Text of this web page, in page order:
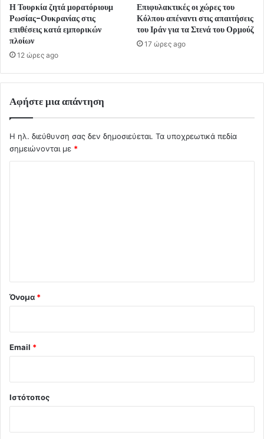
Η Τουρκία ζητά μορατόριουμ
Ρωσίας-Ουκρανίας στις
επιθέσεις κατά εμπορικών
πλοίων
12 ώρες ago
Επιφυλακτικές οι χώρες του
Κόλπου απέναντι στις απαιτήσεις
του Ιράν για τα Στενά του Ορμούζ
17 ώρες ago
Αφήστε μια απάντηση
Η ηλ. διεύθυνση σας δεν δημοσιεύεται. Τα υποχρεωτικά πεδία
σημειώνονται με *
Όνομα *
Email *
Ιστότοπος